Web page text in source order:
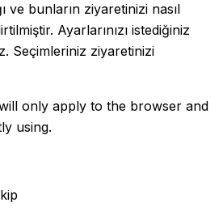
ve bunların ziyaretinizi nasıl
Ayarlarınızı istediğiniz
Seçimleriniz ziyaretinizi
only apply to the browser and
using.